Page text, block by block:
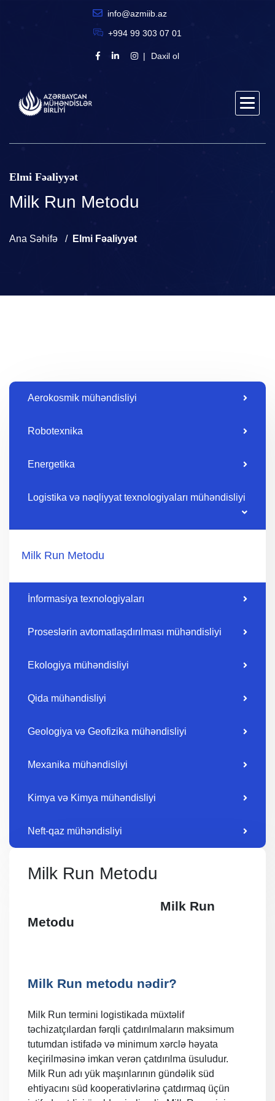
info@azmiib.az
+994 99 303 07 01
Daxil ol
Elmi Fəaliyyət
Milk Run Metodu
Ana Səhifə Elmi Fəaliyyət
Aerokosmik mühəndisliyi
Robotexnika
Energetika
Logistika və nəqliyyat texnologiyaları mühəndisliyi
Milk Run Metodu
İnformasiya texnologiyaları
Proseslərin avtomatlaşdırılması mühəndisliyi
Ekologiya mühəndisliyi
Qida mühəndisliyi
Geologiya və Geofizika mühəndisliyi
Mexanika mühəndisliyi
Kimya və Kimya mühəndisliyi
Neft-qaz mühəndisliyi
Milk Run Metodu
Milk Run
Metodu
Milk Run metodu nədir?
Milk Run termini logistikada müxtəlif
təchizatçılardan fərqli çatdırılmaların maksimum
tutumdan istifadə və minimum xərclə həyata
keçirilməsinə imkan verən çatdırılma üsuludur.
Milk Run adı yük maşınlarının gündəlik süd
ehtiyacını süd kooperativlərinə çatdırmaq üçün